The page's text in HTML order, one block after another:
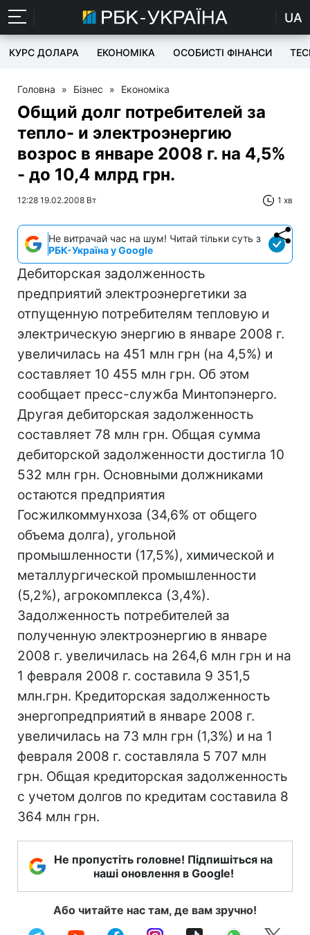
UA
КУРС ДОЛАРА ЕКОНОМІКА ОСОБИСТІ ФІНАНСИ
Головна » Бізнес » Економіка
Общий долг потребителей за
тепло- и электроэнергию
возрос в январе 2008 г. на 4,5%
- до 10,4 млрд грн.
12:28 19.02.2008 Вт 1 хв
Не витрачай час на шум! Читай тільки суть з
РБК-Україна у Google
Дебиторская задолженность
предприятий электроэнергетики за
отпущенную потребителям тепловую и
электрическую энергию в январе 2008 г.
увеличилась на 451 млн грн (на 4,5%) и
составляет 10 455 млн грн. Об этом
сообщает пресс-служба Минтопэнерго.
Другая дебиторская задолженность
составляет 78 млн грн. Общая сумма
дебиторской задолженности достигла 10
532 млн грн. Основными должниками
остаются предприятия
Госжилкоммунхоза (34,6% от общего
объема долга), угольной
промышленности (17,5%), химической и
металлургической промышленности
(5,2%), агрокомплекса (3,4%).
Задолженность потребителей за
полученную электроэнергию в январе
2008 г. увеличилась на 264,6 млн грн и на
1 февраля 2008 г. составила 9 351,5
млн.грн. Кредиторская задолженность
энергопредприятий в январе 2008 г.
увеличилась на 73 млн грн (1,3%) и на 1
февраля 2008 г. составляла 5 707 млн
грн. Общая кредиторская задолженность
с учетом долгов по кредитам составила 8
364 млн грн.
Не пропустіть головне! Підпишіться на
наші оновлення в Google!
Або читайте нас там, де вам зручно!